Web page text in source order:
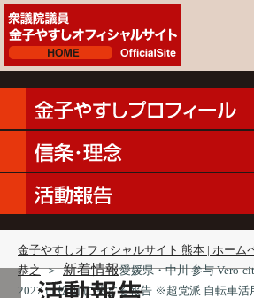
金子やすしオフィシャルサイト 熊本 | ホーム
恭之 ＞ 新着情報愛媛県・中川 参与 Vero-
2027 in 松山 に関する報告 ※超党派 自転車活